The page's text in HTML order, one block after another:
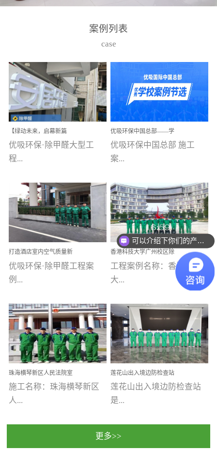
高技能的团队。汇聚了众
取得了多项产品技术专利
和多项国家版权局著作
权，获得高新技术企业称
号。生产优势自主生产自
给自足，优吸公司于2015
在广州番禺区成功建立产
品线生产基地，工厂拥有
自动化生产设备和成熟的
选择源头源材料、严控产
品质量，我们每一批的生
产产品都经过严格的质检
程序；生产车间为优吸总
部和全国分支机构生产光
触媒、净醛王、祛味剂等
优吸系列产品，保质保量
完成生产任务，确保全国
求。资质优势团队优势分
支优势优吸环保是一棵正
茁壮成长的树，只要我们
人人都爱护她、珍惜她、
她将越来越枝繁叶茂，终
将会成为一棵参天大树！
优吸环保截止2020年拥有
全国600家网点分支机构。
案例列表
case
【绿动未来，启幕新篇
章】优吸环保中标深圳安
居乐寓，超大型工装室内
空气治理项目顺利启航，
优吸环保·除甲醛大型工
程...
案例【深圳安居乐寓】室
内空气治理项目深圳安居
乐寓 深圳市安居乐寓
为深圳安居集团旗下城...
优吸环保中国总部——学
校施工案例(节选)
优吸环保中国总部 施工
案...
例(学校工装节选)广州南沙
小学(珠江湾校区)项目地
址：广州市南沙区海滨路
南沙珠江湾江门市蓬江区
禾...
打造酒店室内空气质量新
标杆——优吸环保·标杆之
作：东莞美豪雅致酒店室
内空气治理工程纪实
优吸环保·除甲醛工程案
例...
【东莞美豪雅致酒店】室
内空气治理项目东莞美豪
雅致酒店 东莞美豪雅
致酒店是为中高端人士...
香港科技大学广州校区除
甲醛项目圆满完成
工程案例名称：香港科技
大...
学广州校区室内空气治
理 工程案例地址：广
州南沙区·香港科技大学(广
州)校区 工程案...
珠海横琴新区人民法院室
内除甲醛空气治理项目
施工名称：珠海横琴新区
人...
民法院室内除甲醛空气治
莲花山出入境边防检查站
室内除甲醛空气治理项目
莲花山出入境边防检查站
是...
国家通过设在对外开放口
更多>>
可以介绍下你们的产品么